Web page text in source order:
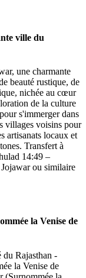
ville du
une charmante
beauté rustique, de
nichée au cœur
de la culture
s'immerger dans
villages voisins pour
artisanats locaux et
Transfert à
14:49 –
ou similaire
la Venise de